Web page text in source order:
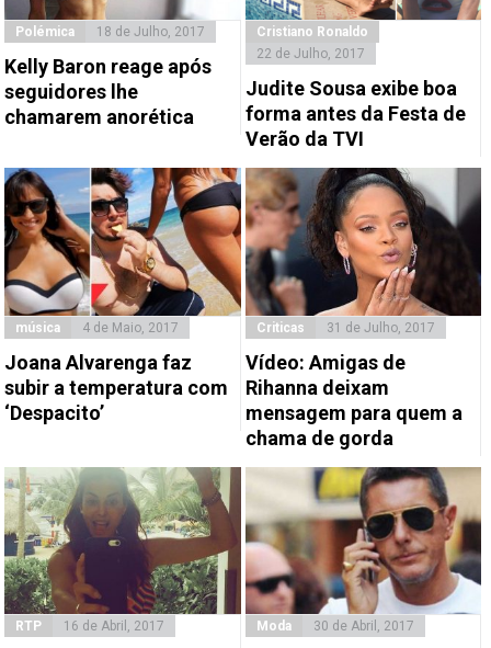
Polémica 18 de Julho, 2017
Kelly Baron reage após
seguidores lhe
chamarem anorética
Cristiano Ronaldo
22 de Julho, 2017
Judite Sousa exibe boa
forma antes da Festa de
Verão da TVI
música 4 de Maio, 2017
Joana Alvarenga faz
subir a temperatura com
‘Despacito’
Criticas 31 de Julho, 2017
Vídeo: Amigas de
Rihanna deixam
mensagem para quem a
chama de gorda
RTP 16 de Abril, 2017 Moda 30 de Abril, 2017